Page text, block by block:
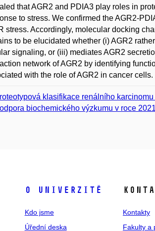
that AGR2 and PDIA3 play roles in
to stress. We confirmed the AGR2-
stress. Accordingly, molecular docking
to be elucidated whether (i) AGR2
signaling, or (iii) mediates AGR2
network of AGR2 by identifying
with the role of AGR2 in cancer cells.
klasifikace renálního
biochemického výzkumu v roce
O univerzitě
Kdo jsme
Úřední deska
Kontakty
Fakulty a